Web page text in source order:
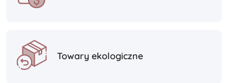
Towary ekologiczne